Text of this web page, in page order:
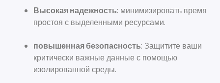
Высокая надежность: минимизировать время
простоя с выделенными ресурсами.
повышенная безопасность: Защитите ваши
критически важные данные с помощью
изолированной среды.